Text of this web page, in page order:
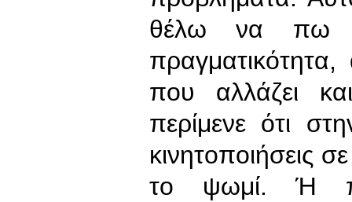
θέλω να πω
πραγματικότητα,
που αλλάζει
περίμενε ότι
κινητοποιήσεις
το ψωμί. Ή